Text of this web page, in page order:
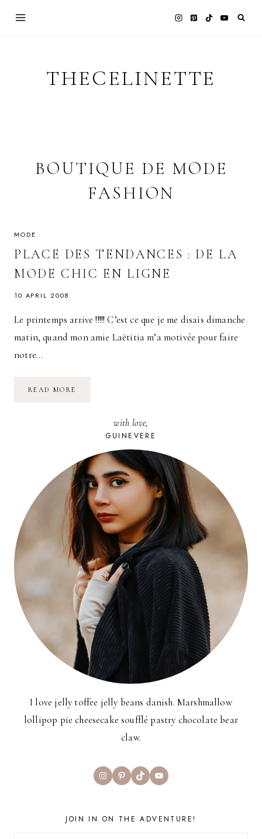
THECELINETTE
BOUTIQUE DE MODE
FASHION
MODE
PLACE DES TENDANCES : DE LA
MODE CHIC EN LIGNE
10 APRIL 2008
Le printemps arrive !!!!! C’est ce que je me disais dimanche
matin, quand mon amie Laëtitia m’a motivée pour faire
notre…
READ MORE
LIGNE
with love,
GUINEVERE
I love jelly toffee jelly beans danish. Marshmallow
lollipop pie cheesecake soufflé pastry chocolate bear
claw.
InstagramPinterest
TikTokYouTube
JOIN IN ON THE ADVENTURE!